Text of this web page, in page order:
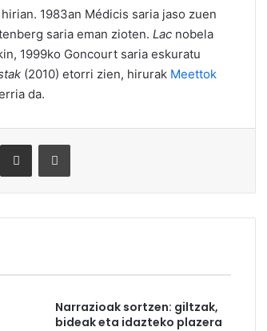
1983an Médicis saria jaso zuen
saria eman zioten. Lac nobela
1999ko Goncourt saria eskuratu
(2010) etorri zien, hirurak Meettok
da.
Narrazioak sortzen: giltzak,
bideak eta idazteko plazera